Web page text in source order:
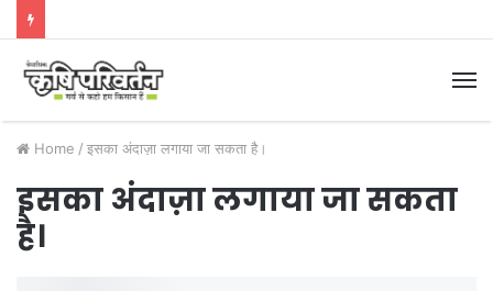
Home / इसका अंदाज़ा लगाया जा सकता है।
इसका अंदाज़ा लगाया जा सकता
है।